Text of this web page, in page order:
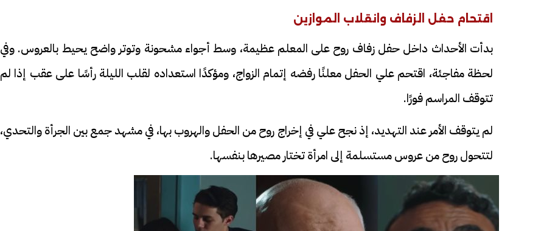
اقتحام حفل الزفاف وانقلاب الموازين
بدأت الأحداث داخل حفل زفاف روح على المعلم عظيمة، وسط أجواء مشحونة وتوتر واضح يحيط بالعروس. وفي
لحظة مفاجئة، اقتحم علي الحفل معلنًا رفضه إتمام الزواج، ومؤكدًا استعداده لقلب الليلة رأسًا على عقب إذا لم
تتوقف المراسم فورًا.
لم يتوقف الأمر عند التهديد، إذ نجح علي في إخراج روح من الحفل والهروب بها، في مشهد جمع بين الجرأة والتحدي،
لتتحول روح من عروس مستسلمة إلى امرأة تختار مصيرها بنفسها.